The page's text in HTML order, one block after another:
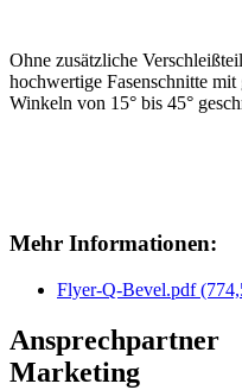
Ohne zusätzliche
hochwertige Fasenschnitte
Winkeln von 15° bis 45°
Mehr Informationen:
Flyer-Q-Bevel.pdf
Ansprechpartner
Marketing